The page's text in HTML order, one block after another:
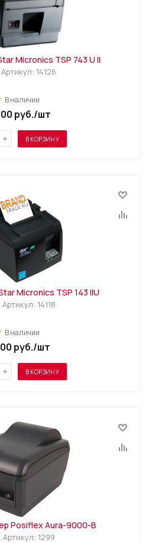
Micronics TSP 743 U II
Артикул: 14126
В наличии
руб./шт
В КОРЗИНУ
Micronics TSP 143 IIU
Артикул: 14118
В наличии
руб./шт
В КОРЗИНУ
Posiflex Aura-9000-B
Артикул: 1299